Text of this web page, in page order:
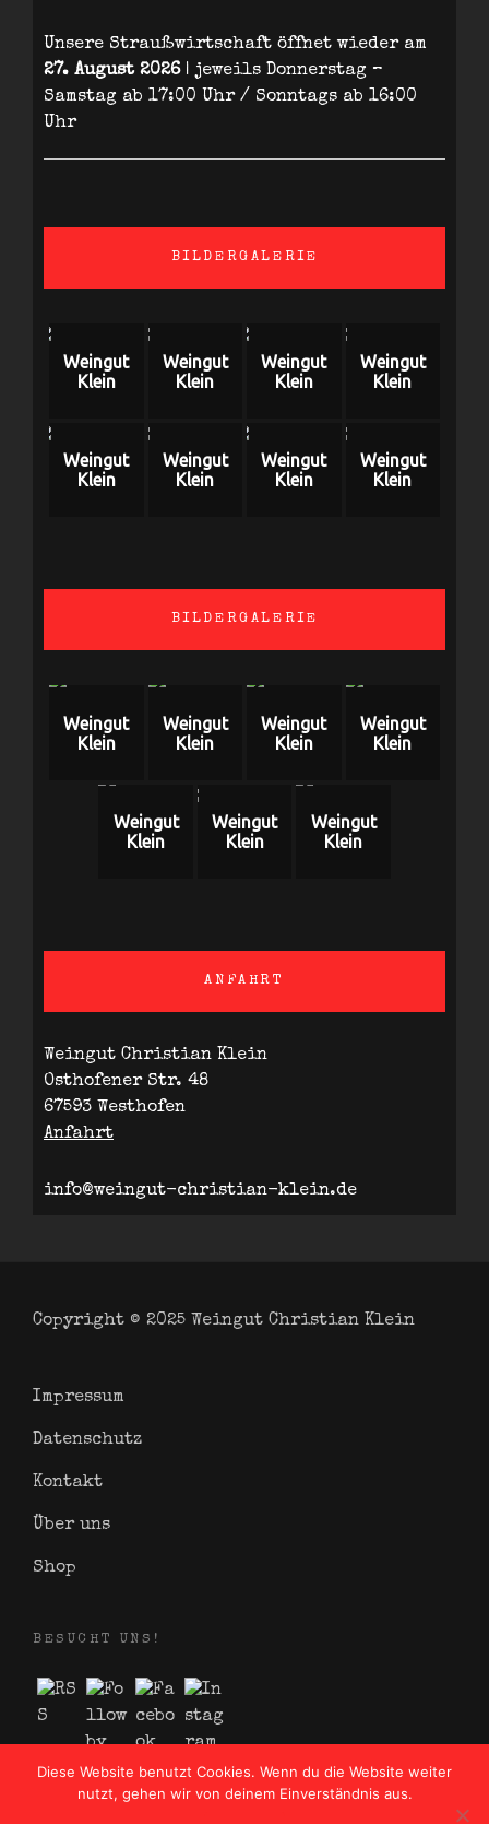
Unsere Straußwirtschaft öffnet wieder am
27. August 2026| jeweils Donnerstag –
Samstag ab 17:00 Uhr / Sonntags ab 16:00
Uhr
BILDERGALERIE
Weingut
Klein
Weingut
Klein
Weingut
Klein
Weingut
Klein
Weingut
Klein
Weingut
Klein
Weingut
Klein
Weingut
Klein
BILDERGALERIE
Weingut
Klein
Weingut
Klein
Weingut
Klein
Weingut
Klein
Weingut
Klein
Weingut
Klein
Weingut
Klein
ANFAHRT
Weingut Christian Klein
Osthofener Str. 48
67593 Westhofen
Anfahrt
info@weingut-christian-klein.de
Copyright © 2025 Weingut Christian Klein
Impressum
Datenschutz
Kontakt
Über uns
Shop
BESUCHT UNS!
Diese Website benutzt Cookies. Wenn du die Website weiter
nutzt, gehen wir von deinem Einverständnis aus.